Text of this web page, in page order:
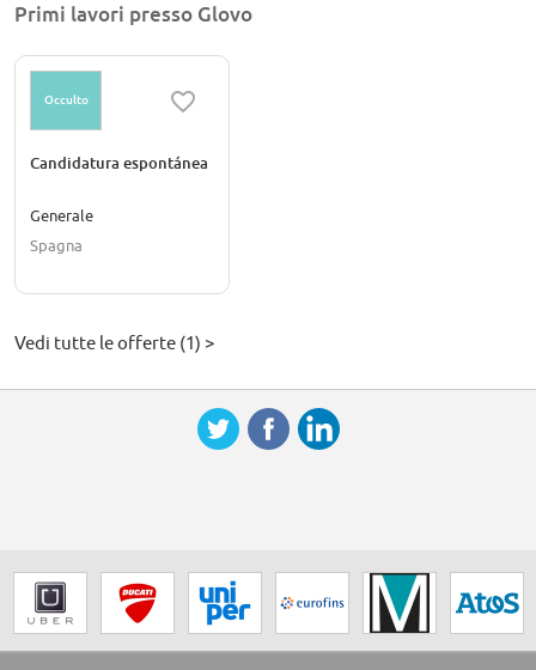
Primi lavori presso Glovo
Occulto
Candidatura espontánea
Generale
Spagna
Vedi tutte le offerte (1) >